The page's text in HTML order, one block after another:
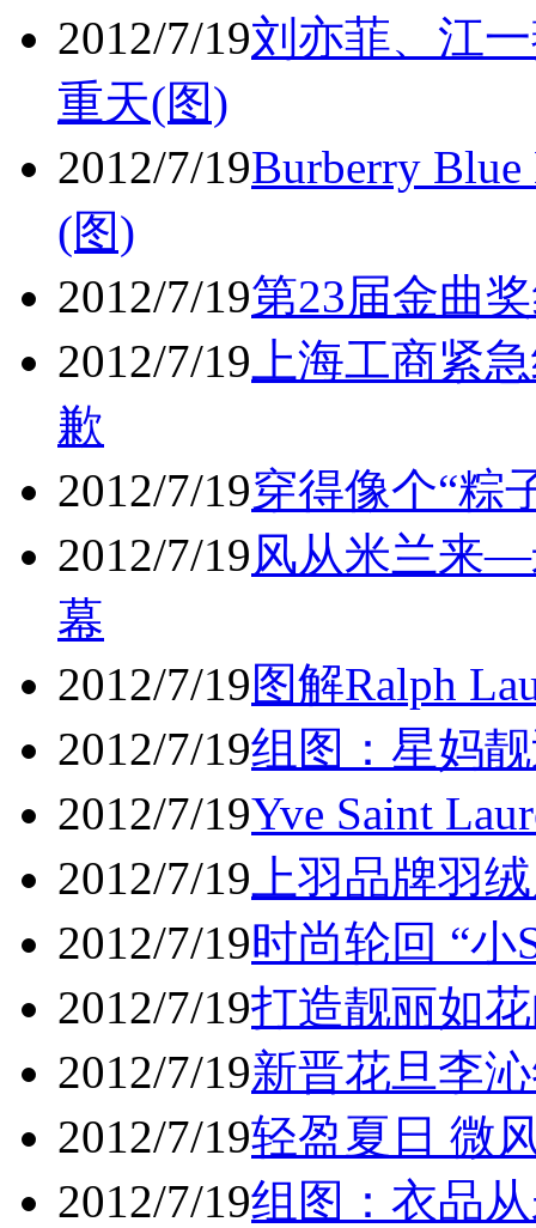
2012/7/19刘亦菲、江
重天(图)
2012/7/19Burberry
(图)
2012/7/19第23届金曲
2012/7/19 上海工商紧
歉
2012/7/19穿得像个“粽
2012/7/19风从米兰来—
幕
2012/7/19图解Ralph
2012/7/19组图：星妈
2012/7/19Yve Saint
2012/7/19 上羽品牌羽
2012/7/19时尚轮回 “小
2012/7/19打造靓丽如
2012/7/19新晋花旦李
2012/7/19轻盈夏日 微
2012/7/19组图：衣品